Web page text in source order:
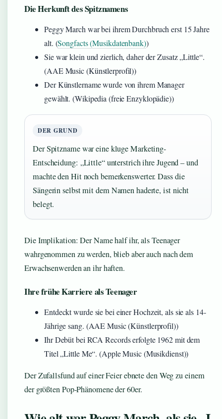
Die Herkunft des Spitznamens
Peggy March war bei ihrem Durchbruch erst 15 Jahre
alt. (Songfacts (Musikdatenbank))
Sie war klein und zierlich, daher der Zusatz „Little“.
(AAE Music (Künstlerprofil))
Der Künstlername wurde von ihrem Manager
gewählt. (Wikipedia (freie Enzyklopädie))
DER GRUND
Der Spitzname war eine kluge Marketing-
Entscheidung: „Little“ unterstrich ihre Jugend – und
machte den Hit noch bemerkenswerter. Dass die
Sängerin selbst mit dem Namen haderte, ist nicht
belegt.
Die Implikation: Der Name half ihr, als Teenager
wahrgenommen zu werden, blieb aber auch nach dem
Erwachsenwerden an ihr haften.
Ihre frühe Karriere als Teenager
Entdeckt wurde sie bei einer Hochzeit, als sie als 14-
Jährige sang. (AAE Music (Künstlerprofil))
Ihr Debüt bei RCA Records erfolgte 1962 mit dem
Titel „Little Me“. (Apple Music (Musikdienst))
Der Zufallsfund auf einer Feier ebnete den Weg zu einem
der größten Pop-Phänomene der 60er.